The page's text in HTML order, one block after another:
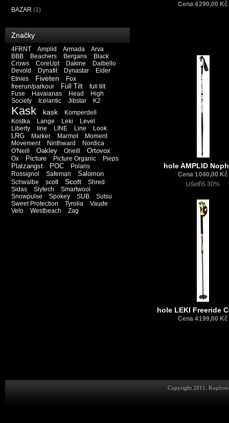
BAZAR (1)
Značky
4FRNT Amplid Armada
Arva
BBB
Beachers Bergans
Black
Crows
CoreUpt Dakine
Dalbello
Devold
Dynafit Dynastar
Eider
Etnies
Fiveten
Fox
freerun/parkour
Full Tilt
full tilt
Fuse
Havaianas Head
High
Society
Icelantic Jibstar K2
Kask kask
Komperdell
Kostka
Lange Leki
Level
Liberty
line LINE Line Look
LRG Marker Marmot
Moment
Movement
Ninthward
Nordica
O'Neill
Oakley Oneill Ortovox
Ox Picture Picture Organic Pieps
Platzangst POC
Polaris
Rossignol
Safeman Salomon
Schwalbe scott Scott
Shred
Sidas
Slytech
Smartwool
Snowpulse
Spokey SUB
Sutsu
Sweet Protection
Tyrolia
Vaude
Velo
Westbeach Zag
Cena 4 290,00 Kč
hole AMPLID
Cena 1 040,00 Kč
Ušetříš 30%
hole LEKI Freeride
Cena 4 199,00 Kč
Copyright 2011.